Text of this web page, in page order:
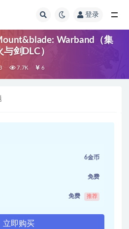
登录
Warband（集
剑DLC）
7.7K 6
6金币
免费
免费 推荐
立即购买